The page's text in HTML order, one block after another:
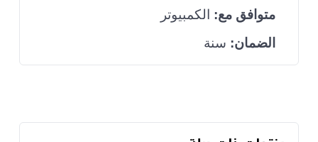
متوافق مع: الكمبيوتر
الضمان: سنة